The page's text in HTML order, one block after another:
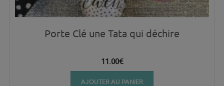
Porte Clé une Tata qui déchire
11.00€
AJOUTER AU PANIER